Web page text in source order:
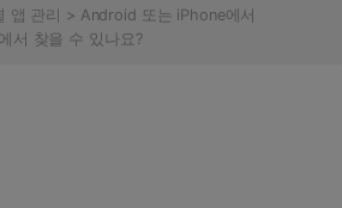
앱 관리
> Android 또는 iPhone에서
서 찾을 수 있나요?